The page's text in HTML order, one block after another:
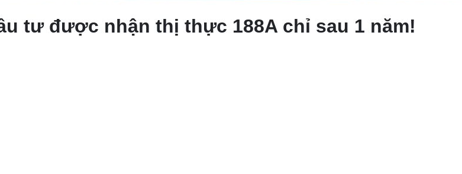
tư được nhận thị thực 188A chỉ sau 1 năm!